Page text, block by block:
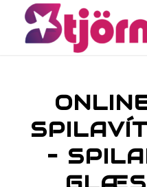
–